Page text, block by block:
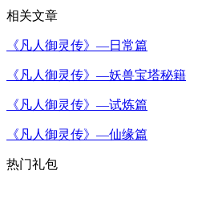
相关文章
《凡人御灵传》—日常篇
《凡人御灵传》—妖兽宝塔秘籍
《凡人御灵传》—试炼篇
《凡人御灵传》—仙缘篇
热门礼包